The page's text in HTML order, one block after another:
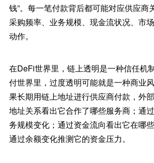
钱”。每一笔付款背后都可能对应供应商
采购频率、业务规模、现金流状况、市
动作。
在DeFi世界里，链上透明是一种信任机
付世界里，过度透明可能就是一种商业
果长期用链上地址进行供应商付款，外
地址关系看出它合作了哪些服务商；通
务规模变化；通过资金流向看出它在哪
通过余额变化推测它的资金压力。